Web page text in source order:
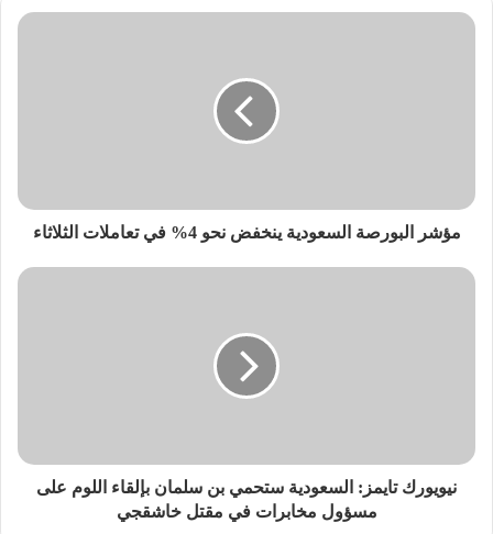
مؤشر البورصة السعودية ينخفض نحو 4% في تعاملات الثلاثاء
نيويورك تايمز: السعودية ستحمي بن سلمان بإلقاء اللوم على
مسؤول مخابرات في مقتل خاشقجي